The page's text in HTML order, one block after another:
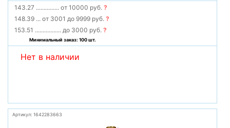
143.27 ............... от 10000 руб.?
148.39 ... от 3001 до 9999 руб.?
153.51 ................. до 3000 руб.?
Минимальный заказ: 100 шт.
Нет в наличии
Артикул: 1642283663